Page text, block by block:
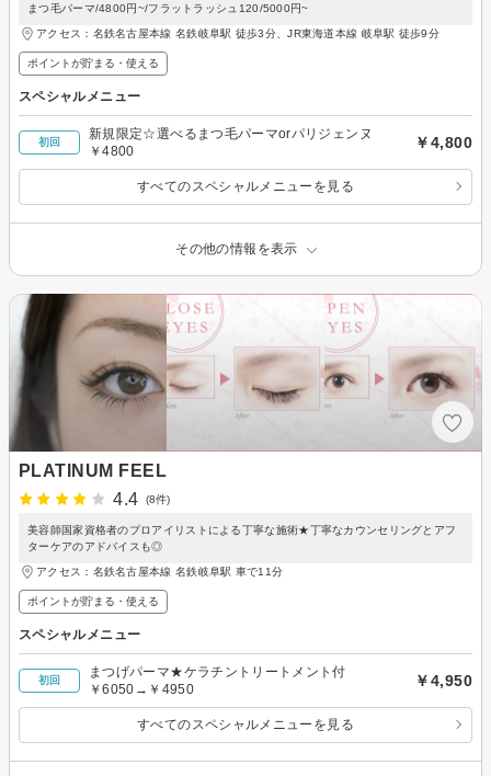
まつ毛パーマ/4800円~/フラットラッシュ120/5000円~
アクセス：名鉄名古屋本線 名鉄岐阜駅 徒歩3分、JR東海道本線 岐阜駅 徒歩9分
ポイントが貯まる・使える
スペシャルメニュー
初回
新規限定☆選べるまつ毛パーマorパリジェンヌ
￥4800
￥4,800
すべてのスペシャルメニューを見る
その他の情報を表示
PLATINUM FEEL
4.4
(8件)
美容師国家資格者のプロアイリストによる丁寧な施術★丁寧なカウンセリングとアフ
ターケアのアドバイスも◎
アクセス：名鉄名古屋本線 名鉄岐阜駅 車で11分
ポイントが貯まる・使える
スペシャルメニュー
初回
まつげパーマ★ケラチントリートメント付
￥6050→￥4950
￥4,950
すべてのスペシャルメニューを見る